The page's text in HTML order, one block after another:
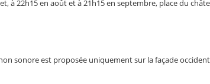
à 22h15 en août et à 21h15 en septembre, place du
sonore est proposée uniquement sur la façade